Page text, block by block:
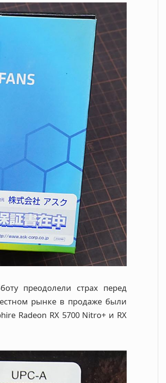
преодолели страх перед
рынке в продаже были
Radeon RX 5700 Nitro+ и RX